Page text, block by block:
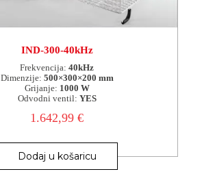
IND-300-40kHz
Frekvencija: 40kHz
Dimenzije: 500×300×200 mm
Grijanje: 1000 W
Odvodni ventil: YES
1.642,99€
Dodaj u košaricu